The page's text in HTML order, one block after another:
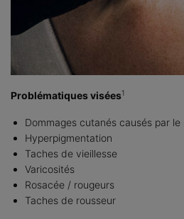
Problématiques visées1
Dommages cutanés causés par le
Hyperpigmentation
Taches de vieillesse
Varicosités
Rosacée / rougeurs
Taches de rousseur